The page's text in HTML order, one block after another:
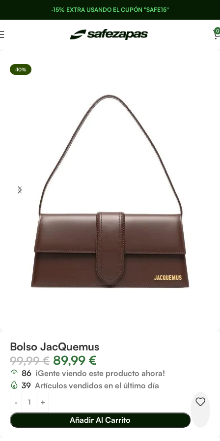
-15% EXTRA USANDO EL CUPÓN "SAFE15"
0
-10%
Bolso JacQuemus
99,99€ 89,99 €
86 ¡Gente viendo este producto ahora!
39 Artículos vendidos en el último día
Añadir Al Carrito